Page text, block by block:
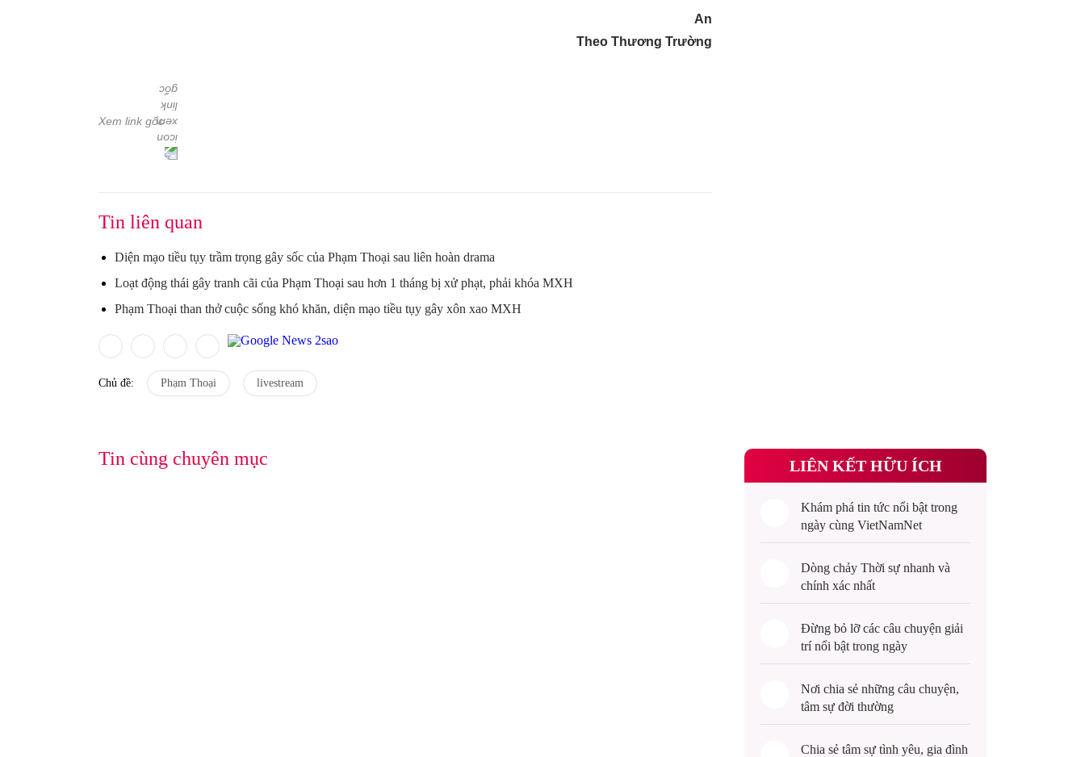
An
Theo Thương Trường
Xem link gốc
Tin liên quan
Diện mạo tiều tụy trầm trọng gây sốc của Phạm Thoại sau liên hoàn drama
Loạt động thái gây tranh cãi của Phạm Thoại sau hơn 1 tháng bị xử phạt, phải khóa MXH
Phạm Thoại than thở cuộc sống khó khăn, diện mạo tiều tụy gây xôn xao MXH
Chủ đề: Phạm Thoại livestream
Tin cùng chuyên mục LIÊN KẾT HỮU ÍCH
Khám phá tin tức nổi bật trong
ngày cùng VietNamNet
Dòng chảy Thời sự nhanh và
chính xác nhất
Đừng bỏ lỡ các câu chuyện giải
trínổi bật trong ngày
Nơi chia sẻ những câu chuyện,
tâm sự đời thường
Chia sẻ tâm sự tình yêu, gia đình